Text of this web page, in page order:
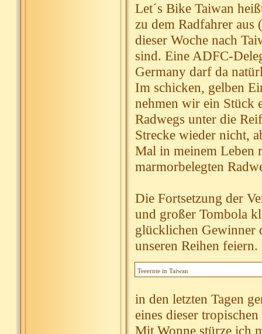
Let´s Bike Taiwan
zu dem Radfahrer aus
dieser Woche nach
sind. Eine ADFC-
Germany darf da
Im schicken, gelben
nehmen wir ein Stück
Radwegs unter die
Strecke wieder nicht,
Mal in meinem Leben
marmorbelegten
Die Fortsetzung der
und großer Tombola
glücklichen Gewinner
unseren Reihen feiern.
Teeernte in Taiwan
in den letzten Tagen
eines dieser
Mit Wonne stürze ich